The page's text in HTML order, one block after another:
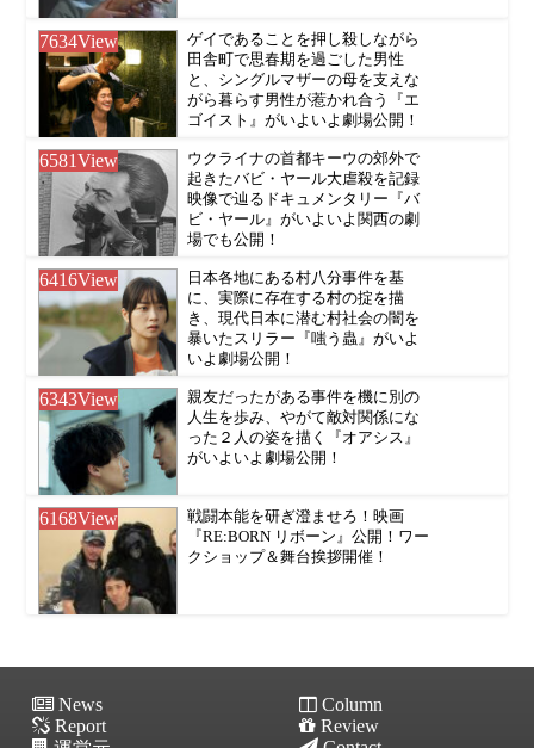
7634View
ゲイであることを押し殺しながら
田舎町で思春期を過ごした男性
と、シングルマザーの母を支えな
がら暮らす男性が惹かれ合う『エ
ゴイスト』がいよいよ劇場公開！
6581View
ウクライナの首都キーウの郊外で
起きたバビ・ヤール大虐殺を記録
映像で辿るドキュメンタリー『バ
ビ・ヤール』がいよいよ関西の劇
場でも公開！
6416View
日本各地にある村八分事件を基
に、実際に存在する村の掟を描
き、現代日本に潜む村社会の闇を
暴いたスリラー『嗤う蟲』がいよ
いよ劇場公開！
6343View
親友だったがある事件を機に別の
人生を歩み、やがて敵対関係にな
った２人の姿を描く『オアシス』
がいよいよ劇場公開！
6168View
戦闘本能を研ぎ澄ませろ！映画
『RE:BORN リボーン』公開！ワー
クショップ＆舞台挨拶開催！
News
Column
Report
Review